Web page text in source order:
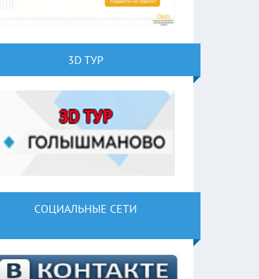
3D ТУР
СОЦИАЛЬНЫЕ СЕТИ